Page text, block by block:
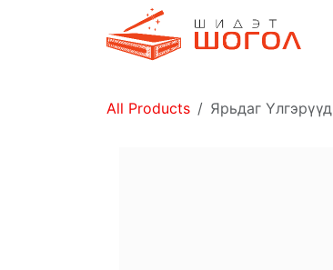
All Products Ярьдаг Үлгэрүүд